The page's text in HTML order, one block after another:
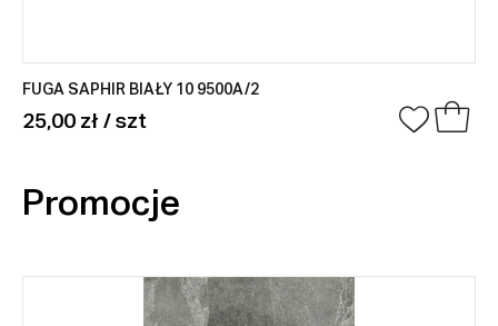
FUGA SAPHIR BIAŁY 10 9500A/2
25,00 zł / szt
Promocje